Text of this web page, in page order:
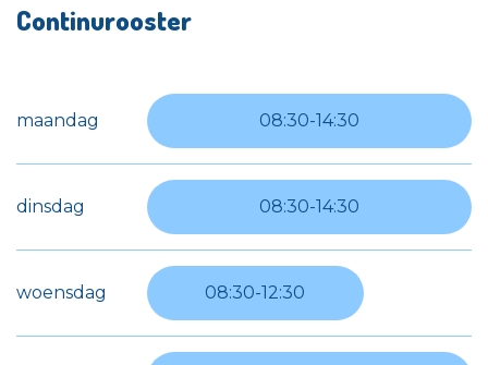
Continurooster
maandag 08:30-14:30
dinsdag 08:30-14:30
woensdag 08:30-12:30